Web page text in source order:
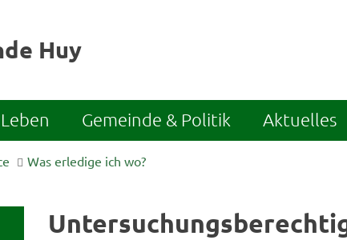
Huy
Leben Gemeinde & Politik Aktuelles
Was erledige ich wo?